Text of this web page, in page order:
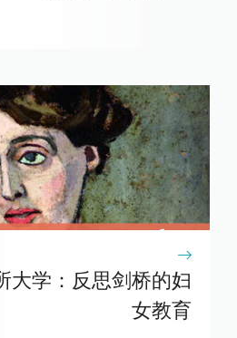
大学：反思剑桥的妇
女教育